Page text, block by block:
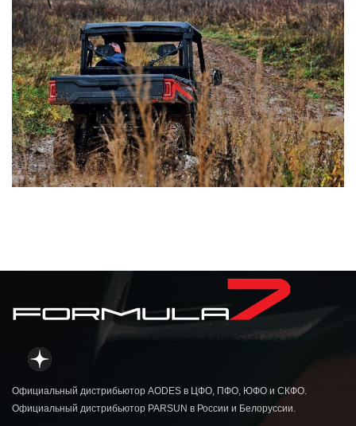
Официальный дистрибьютор AODES в ЦФО, ПФО, ЮФО и СКФО.
Официальный дистрибьютор PARSUN в России и Белоруссии.